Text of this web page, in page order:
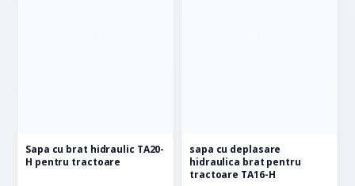
Sapa cu brat hidraulic TA20-
H pentru tractoare
sapa cu deplasare
hidraulica brat pentru
tractoare TA16-H